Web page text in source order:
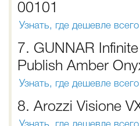
00101
Узнать, где дешевле
7. GUNNAR
Publish Amber
Узнать, где дешевле
8. Arozzi Visione